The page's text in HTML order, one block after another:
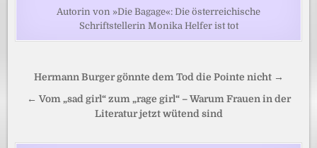
Autorin von »Die Bagage«: Die österreichische
Schriftstellerin Monika Helfer ist tot
Beitragsnavigation
Hermann Burger gönnte dem Tod die Pointe nicht →
← Vom „sad girl“ zum „rage girl“ – Warum Frauen in der
Literatur jetzt wütend sind